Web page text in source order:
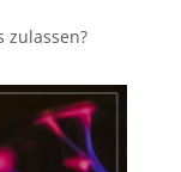
zulassen?